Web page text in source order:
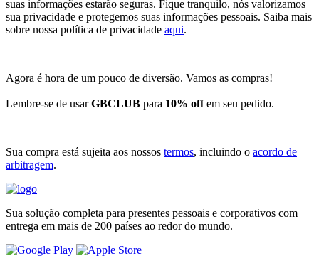
suas informações estarão seguras. Fique tranquilo, nós valorizamos
sua privacidade e protegemos suas informações pessoais. Saiba mais
sobre nossa política de privacidade aqui.
Agora é hora de um pouco de diversão. Vamos as compras!
Lembre-se de usarGBCLUB para 10% offem seu pedido.
Sua compra está sujeita aos nossos termos, incluindo o acordo de
arbitragem.
Sua solução completa para presentes pessoais e corporativos com
entrega em mais de 200 países ao redor do mundo.